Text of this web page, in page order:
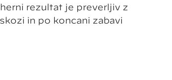
rezultat je preverljiv z
in po končani zabavi